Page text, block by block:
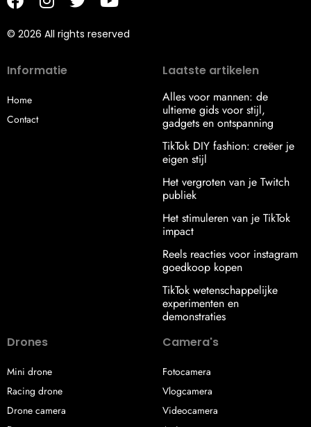
© 2026 All rights reserved
Informatie
Home
Contact
Laatste artikelen
Alles voor mannen: de
ultieme gids voor stijl,
gadgets en ontspanning
TikTok DIY fashion: creëer je
eigen stijl
Het vergroten van je Twitch
publiek
Het stimuleren van je TikTok
impact
Reels reacties voor instagram
goedkoop kopen
TikTok wetenschappelijke
experimenten en
demonstraties
Drones
Mini drone
Racing drone
Drone camera
Camera's
Fotocamera
Vlogcamera
Videocamera